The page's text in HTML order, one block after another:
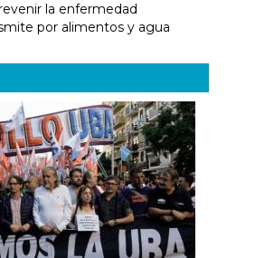
la enfermedad
por alimentos y agua